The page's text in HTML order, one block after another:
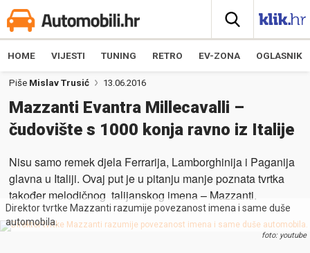
HOME VIJESTI TUNING RETRO EV-ZONA OGLASNIK
Piše Mislav Trusić 13.06.2016
Mazzanti Evantra Millecavalli –
čudovište s 1000 konja ravno iz Italije
Nisu samo remek djela Ferrarija, Lamborghinija i Paganija
glavna u Italiji. Ovaj put je u pitanju manje poznata tvrtka
također melodičnog talijanskog imena – Mazzanti.
Direktor tvrtke Mazzanti razumije povezanost imena i same duše
automobila.
foto: youtube